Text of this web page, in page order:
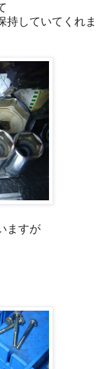
持していてくれま
ますが